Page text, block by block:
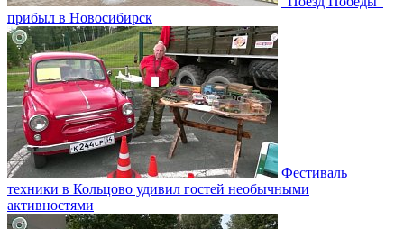
прибыл в Новосибирск
Фестиваль
техники в Кольцово удивил гостей необычными
активностями